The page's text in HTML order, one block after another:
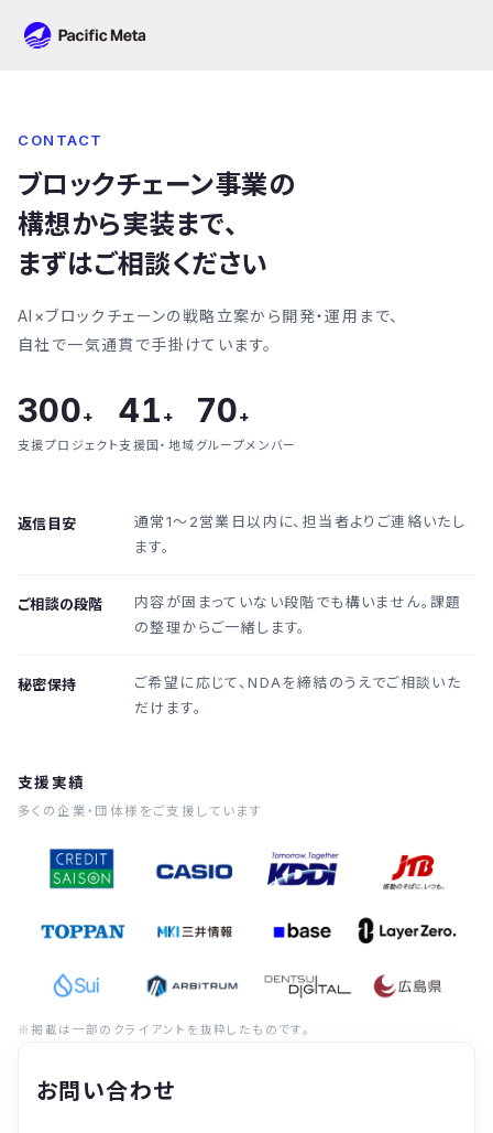
CONTACT
ブロックチェーン事業の
構想から実装まで、
まずはご相談ください
AI×ブロックチェーンの戦略立案から開発・運用まで、
自社で一気通貫で手掛けています。
300+
支援プロジェクト
41 +
支援国・地域
70+
グループメンバー
返信目安
通常1〜2営業日以内に、担当者よりご連絡いたし
ます。
ご相談の段階
内容が固まっていない段階でも構いません。課題
の整理からご一緒します。
秘密保持
ご希望に応じて、NDAを締結のうえでご相談いた
だけます。
支援実績
多くの企業・団体様をご支援しています
※掲載は一部のクライアントを抜粋したものです。
お問い合わせ